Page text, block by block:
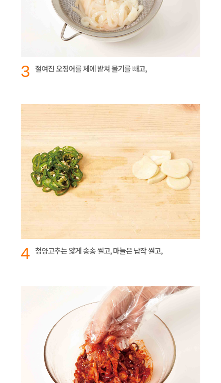
3 절여진 오징어를 체에 밭쳐 물기를 빼고,
4 청양고추는 얇게 송송 썰고, 마늘은 납작 썰고,